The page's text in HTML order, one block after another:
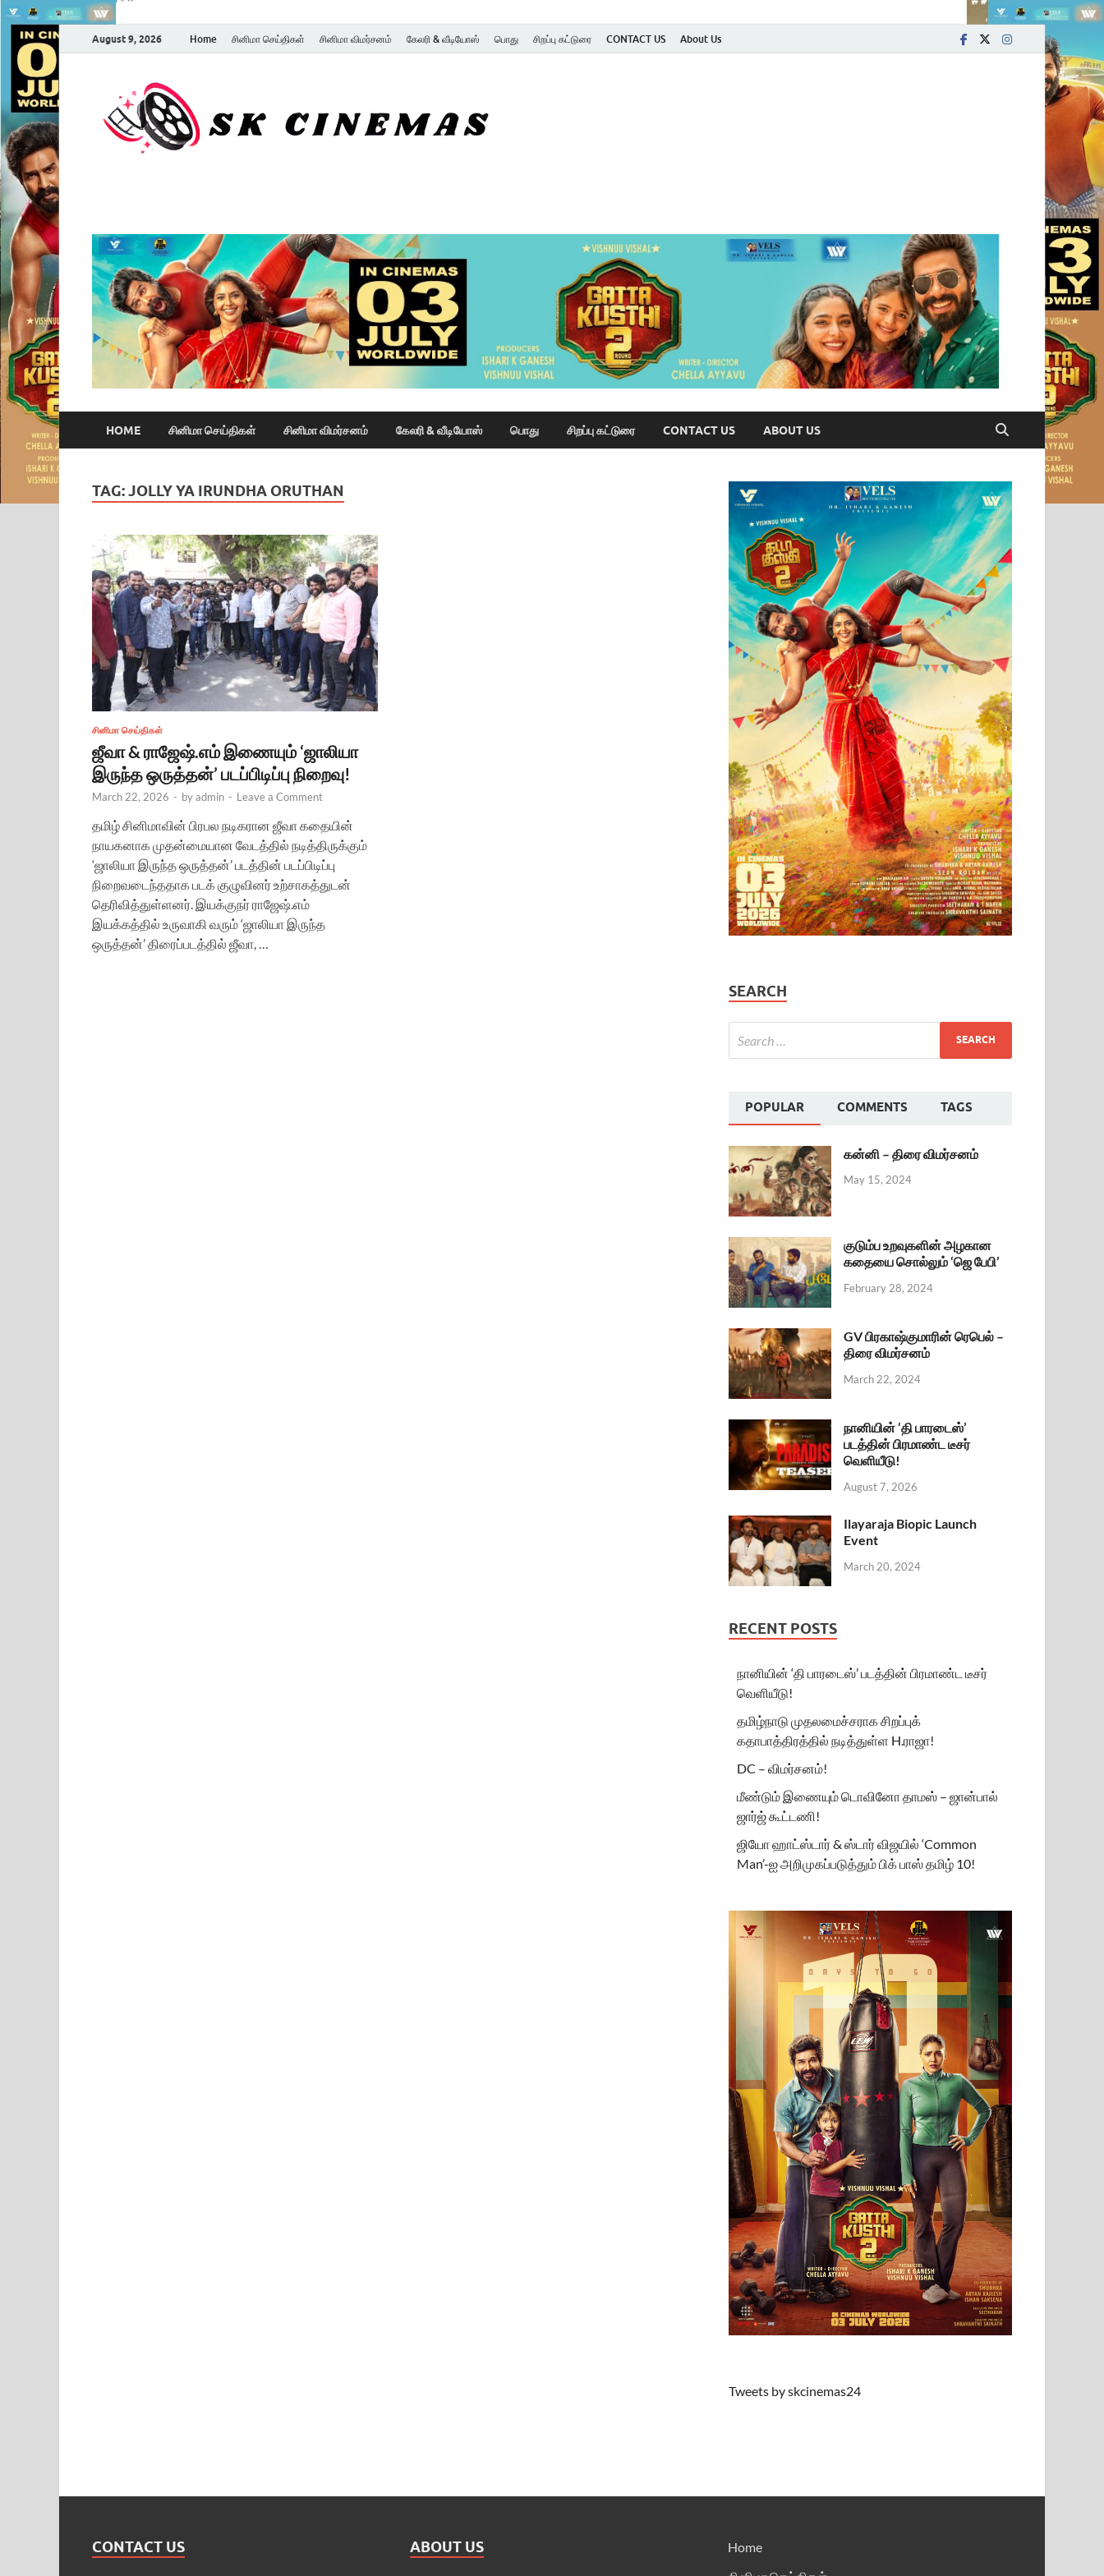
August 9, 2026 Home சினிமா செய்திகள் சினிமா விமர்சனம் கேலரி & வீடியோஸ் பொது சிறப்பு கட்டுரை CONTACT US About Us
HOME சினிமா செய்திகள் சினிமா விமர்சனம் கேலரி & வீடியோஸ் பொது சிறப்பு கட்டுரை CONTACT US ABOUT US
TAG:JOLLY YA IRUNDHA ORUTHAN
சினிமா செய்திகள்
ஜீவா & ராஜேஷ்.எம் இணையும் ‘ஜாலியா
இருந்த ஒருத்தன்’ படப்பிடிப்பு நிறைவு!
March 22, 2026 - byadmin - Leave a Comment
தமிழ் சினிமாவின் பிரபல நடிகரான ஜீவா கதையின்
நாயகனாக முதன்மையான வேடத்தில் நடித்திருக்கும்
‘ஜாலியா இருந்த ஒருத்தன்’ படத்தின் படப்பிடிப்பு
நிறைவடைந்ததாக படக் குழுவினர் உற்சாகத்துடன்
தெரிவித்துள்ளனர். இயக்குநர் ராஜேஷ்.எம்
இயக்கத்தில் உருவாகி வரும் ‘ஜாலியா இருந்த
ஒருத்தன்’ திரைப்படத்தில் ஜீவா, …
SEARCH
POPULAR COMMENTS TAGS
கன்னி – திரை விமர்சனம்
May 15, 2024
குடும்ப உறவுகளின் அழகான
கதையை சொல்லும் ‘ஜெ பேபி’
February 28, 2024
GV பிரகாஷ்குமாரின் ரெபெல் –
திரை விமர்சனம்
March 22, 2024
நானியின் ‘தி பாரடைஸ்’
படத்தின் பிரமாண்ட டீசர்
வெளியீடு!
August 7, 2026
Ilayaraja Biopic Launch
Event
March 20, 2024
RECENT POSTS
நானியின் ‘தி பாரடைஸ்’ படத்தின் பிரமாண்ட டீசர்
வெளியீடு!
தமிழ்நாடு முதலமைச்சராக சிறப்புக்
கதாபாத்திரத்தில் நடித்துள்ள H.ராஜா!
DC – விமர்சனம்!
மீண்டும் இணையும் டொவினோ தாமஸ் – ஜான்பால்
ஜார்ஜ் கூட்டணி!
ஜியோ ஹாட்ஸ்டார் & ஸ்டார் விஜயில் ‘Common
Man’-ஐ அறிமுகப்படுத்தும் பிக் பாஸ் தமிழ் 10!
Tweets by skcinemas24
CONTACT US ABOUT US
Home